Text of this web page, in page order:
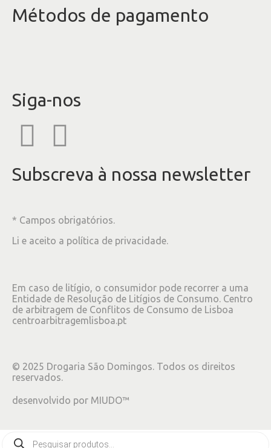
Métodos de pagamento
Siga-nos
Subscreva à nossa newsletter
* Campos obrigatórios.
Li e aceito a política de privacidade.
Em caso de litígio, o consumidor pode recorrer a uma
Entidade de Resolução de Litígios de Consumo. Centro
de arbitragem de Conflitos de Consumo de Lisboa
centroarbitragemlisboa.pt
© 2025 Drogaria São Domingos. Todos os direitos
reservados.
desenvolvido por MIUDO™